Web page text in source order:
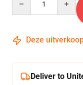
Deze
Deliver to